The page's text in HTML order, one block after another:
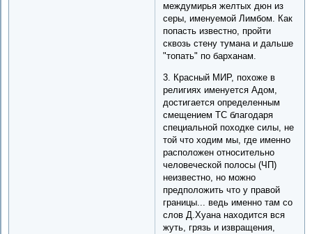
междумирья желтых дюн из
серы, именуемой Лимбом. Как
попасть известно, пройти
сквозь стену тумана и дальше
"топать" по барханам.
3. Красный МИР, похоже в
религиях именуется Адом,
достигается определенным
смещением ТС благодаря
специальной походке силы, не
той что ходим мы, где именно
расположен относительно
человеческой полосы (ЧП)
неизвестно, но можно
предположить что у правой
границы... ведь именно там со
слов Д.Хуана находится вся
жуть, грязь и извращения,